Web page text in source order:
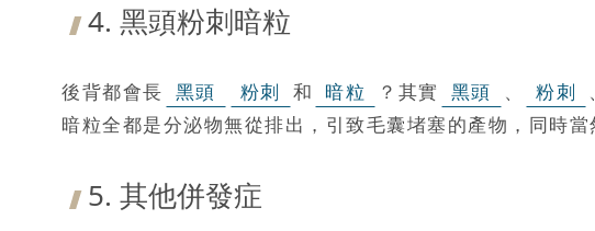
4. 黑頭粉刺暗粒
後背都會長 黑頭 粉刺 和 暗粒 ？其實 黑頭 、 粉刺 、
暗粒全都是分泌物無從排出，引致毛囊堵塞的產物，同時當
5. 其他併發症